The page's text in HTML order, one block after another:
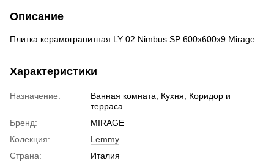
Описание
Плитка керамогранитная LY 02 Nimbus SP 600x600x9 Mirage
Характеристики
Назначение:
Ванная комната, Кухня, Коридор и
терраса
Бренд:
MIRAGE
Колекция:
Lemmy
Страна:
Италия